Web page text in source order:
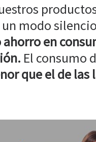
modo
en
El consumo
que el de las